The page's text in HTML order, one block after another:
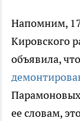
Напомним, 17
Кировского
объявила,
ее словам,